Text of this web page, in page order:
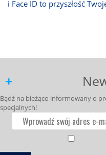
i Face ID to przyszłość
Bądź na bieżąco informowany o
specjalnych!